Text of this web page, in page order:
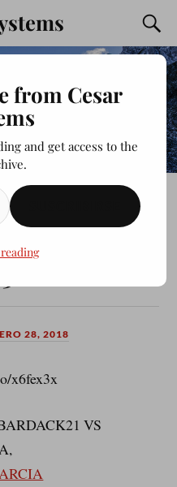
HD
BLACK
28, 2018
x6fex3x
VS
from Cesar
and get access to the